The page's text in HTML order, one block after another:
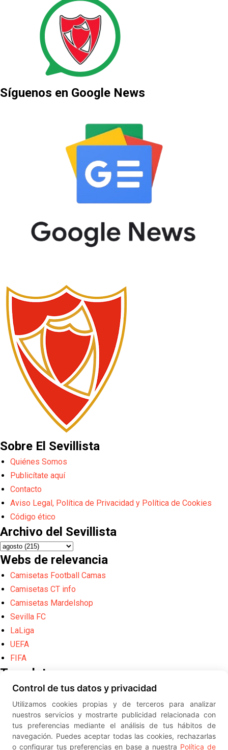
Síguenos en Google News
Sobre El Sevillista
Quiénes Somos
Publicítate aquí
Contacto
Aviso Legal, Política de Privacidad y Política de Cookies
Código ético
Archivo del Sevillista
Webs de relevancia
Camisetas Football Camas
Camisetas CT info
Camisetas Mardelshop
Sevilla FC
LaLiga
UEFA
FIFA
Translate
Powered by
Translate
Diseño web creado por Erick
© ElSevillista.es - Información sobre
el Sevilla FC, Sevilla Atlético, Sevilla Femenino y su Cantera
-- --
Control de tus datos y privacidad
Utilizamos cookies propias y de terceros para analizar
nuestros servicios y mostrarte publicidad relacionada con
tus preferencias mediante el análisis de tus hábitos de
navegación. Puedes aceptar todas las cookies, rechazarlas
o configurar tus preferencias en base a nuestra Política de
2026